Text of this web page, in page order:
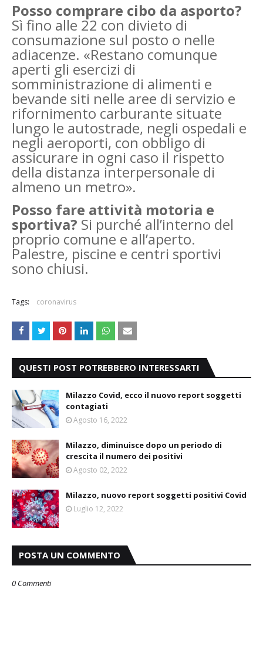
Posso comprare cibo da asporto?
Sì fino alle 22 con divieto di
consumazione sul posto o nelle
adiacenze. «Restano comunque
aperti gli esercizi di
somministrazione di alimenti e
bevande siti nelle aree di servizio e
rifornimento carburante situate
lungo le autostrade, negli ospedali e
negli aeroporti, con obbligo di
assicurare in ogni caso il rispetto
della distanza interpersonale di
almeno un metro».
Posso fare attività motoria e
sportiva? Si purché all’interno del
proprio comune e all’aperto.
Palestre, piscine e centri sportivi
sono chiusi.
Tags: coronavirus
QUESTI POST POTREBBERO INTERESSARTI
Milazzo Covid, ecco il nuovo report soggetti
contagiati
Agosto 16, 2022
Milazzo, diminuisce dopo un periodo di
crescita il numero dei positivi
Agosto 02, 2022
Milazzo, nuovo report soggetti positivi Covid
Luglio 12, 2022
POSTA UN COMMENTO
0 Commenti